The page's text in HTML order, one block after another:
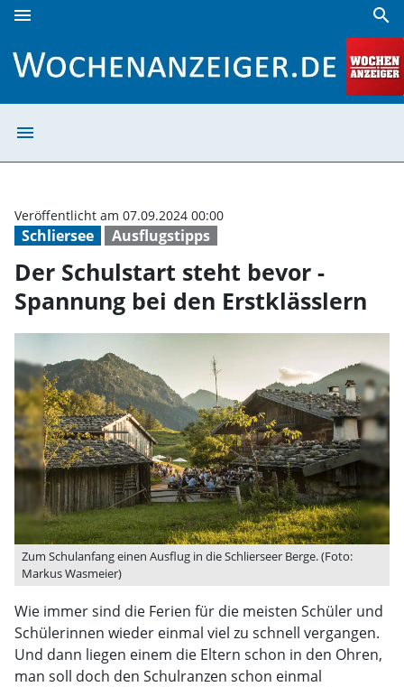
menu search
menu
Schliersee Ausflugstipps
Veröffentlicht am 07.09.2024 00:00
Der Schulstart steht bevor -
Spannung bei den Erstklässlern
Zum Schulanfang einen Ausflug in die Schlierseer Berge. (Foto:
Markus Wasmeier)
Wie immer sind die Ferien für die meisten Schüler und
Schülerinnen wieder einmal viel zu schnell vergangen.
Und dann liegen einem die Eltern schon in den Ohren,
man soll doch den Schulranzen schon einmal